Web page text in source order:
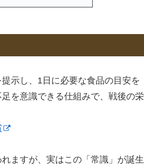
示し、1日に必要な食品の目安を
を意識できる仕組みで、戦後の栄
ますが、実はこの「常識」が誕生